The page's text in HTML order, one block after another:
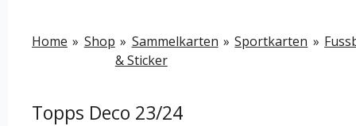
Home » Shop » Sammelkarten
& Sticker
» Sportkarten »
Topps Deco 23/24